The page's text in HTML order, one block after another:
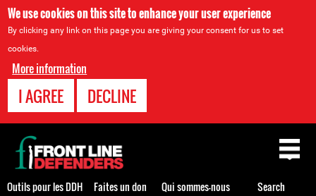
We use cookies on this site to enhance your user experience
By clicking any link on this page you are giving your consent for us to set
cookies.
More information
I AGREE DECLINE
Back
to
top
Outils pour les DDH Faites un don
Qui sommes-nous
Search